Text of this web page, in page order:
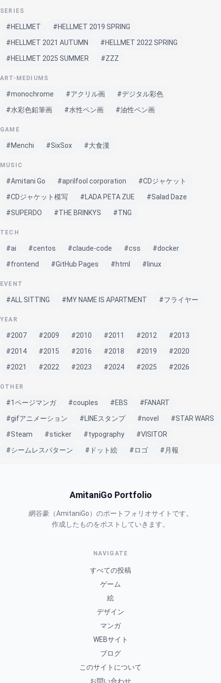
SERIES
#HELLMET
#HELLMET 2019 SPRING
#HELLMET 2021 AUTUMN
#HELLMET 2022 SPRING
#HELLMET 2025 SUMMER
#ZZZ
ART-MEDIUMS
#monochrome #アクリル画
#デジタル彩色
#水彩色鉛筆画
#水性ペン画 #油性ペン画
GAME
#Menchi #SixSox #大食漢
MUSIC
#Amitani Go #aprilfool corporation
#CDジャケット
#CDジャケット模写
#LADA PETA ZUE
#Salad Daze
#SUPERDO
#THE BRINKYS #TNG
TECH
#ai #centos #claude-code #css
#docker
#frontend
#GitHub Pages #html #linux
EVENT
#ALL SITTING #MY NAME IS APARTMENT #フライヤー
YEAR
#2007 #2009 #2010 #2011 #2012
#2013
#2014
#2015 #2016 #2018 #2019
#2020
#2021
#2022 #2023 #2024 #2025 #2026
OTHER
#1ページマンガ #couples #EBS
#FANART
#gifアニメーション
#LINEスタンプ #novel
#STAR WARS
#Steam
#sticker #typography
#VISITOR
#シームレスパターン
#ドット絵 #ロゴ #月報
AmitaniGo Portfolio
網谷豪（AmitaniGo）のポートフォリオサイトです。
作成したものをポストしていきます。
NAVIGATE
すべての投稿
ゲーム
絵
デザイン
マンガ
WEBサイト
ブログ
このサイトについて
お問い合わせ